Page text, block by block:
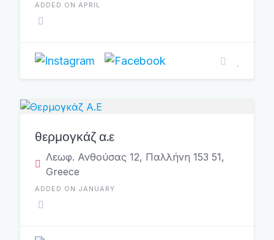
ADDED ON APRIL
θερμογκάζ α.ε
Λεωφ. Ανθούσας 12, Παλλήνη 153 51,
Greece
ADDED ON JANUARY